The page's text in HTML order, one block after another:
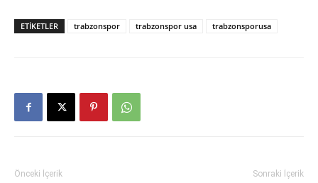
ETIKETLER trabzonspor trabzonspor usa trabzonsporusa
Önceki İçerik Sonraki İçerik